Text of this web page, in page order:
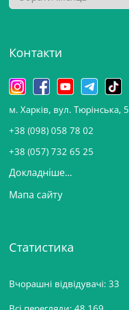
р
в
н
о
в
и
Контакти
м. Харків, вул. Тюрінська, 5
+38 (098) 058 78 02
+38 (057) 732 65 25
Докладніше...
Мапа сайту
Статистика
Вчорашні відвідувачі: 33